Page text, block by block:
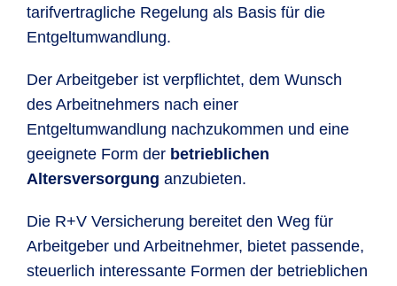
tarifvertragliche Regelung als Basis für die
Entgeltumwandlung.
Der Arbeitgeber ist verpflichtet, dem Wunsch
des Arbeitnehmers nach einer
Entgeltumwandlung nachzukommen und eine
geeignete Form der betrieblichen
Altersversorgung anzubieten.
Die R+V Versicherung bereitet den Weg für
Arbeitgeber und Arbeitnehmer, bietet passende,
steuerlich interessante Formen der betrieblichen